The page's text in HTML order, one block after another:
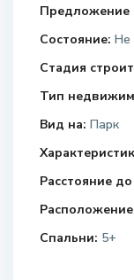
Предложение
Состояние: Не
Стадия
Тип
Вид на: Парк
Расстояние
Спальни: 5+